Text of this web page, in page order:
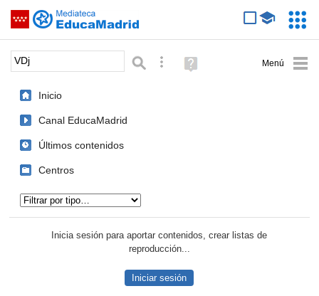
Saltar navegación
Palabra o frase: Búsqueda avanzada
Ayuda
(en
Inicio
Canal EducaMadrid
Últimos contenidos
Centros
Inicia sesión para aportar contenidos, crear listas de
reproducción...
Iniciar sesión